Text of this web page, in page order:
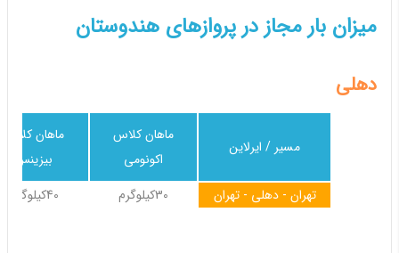
میزان بار مجاز در پروازهای هندوستان
دهلی
ماهان کلاس
بیزینس
ماهان کلاس
اکونومی
مسیر / ایرلاین
40کیلوگرم 30کیلوگرم تهران - دهلی - تهران